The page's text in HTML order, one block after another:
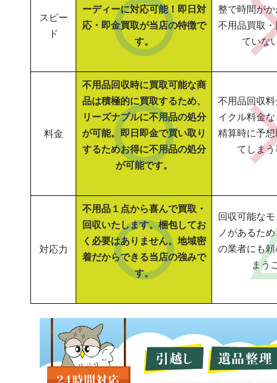
スピー
ド
ーディーに対応可能！即日対
応・即金買取が当店の特徴で
す。
整で時間が
不用品買取
ていな
料金
不用品回収時に買取可能な商
品は積極的に買取するため、
リーズナブルに不用品の処分
が可能。即日即金で買い取り
するためお得に不用品の処分
が可能です。
不用品回収
イクル料金
精算時に予
てしま
対応力
不用品１点から喜んで買取・
回収いたします。梱包してお
く必要はありません。地域密
着だからできる当店の強みで
す。
回収可能な
ノがあるた
の業者にも
まう